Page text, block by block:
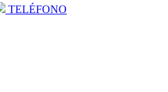
TELÉFONO